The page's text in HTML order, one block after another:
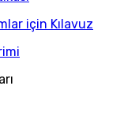
için Kılavuz